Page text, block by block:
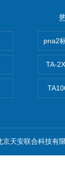
pna2
TA-
天安联合科技有